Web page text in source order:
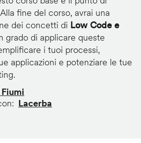
fine del corso, avrai una
dei concetti di Low Code e
grado di applicare queste
i tuoi processi,
applicazioni e potenziare le tue
Lacerba